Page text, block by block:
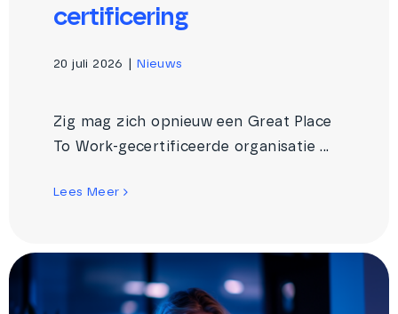
certificering
20 juli 2026 Nieuws
Zig mag zich opnieuw een Great Place
To Work-gecertificeerde organisatie ...
Lees Meer